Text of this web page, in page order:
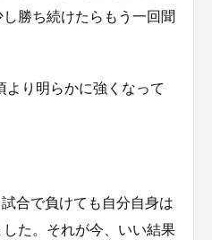
勝ち続けたらもう一回聞
り明らかに強くなって
合で負けても自分自身は
た。それが今、いい結果